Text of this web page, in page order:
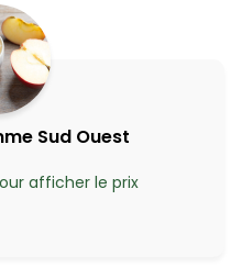
Sud Ouest
afficher le prix